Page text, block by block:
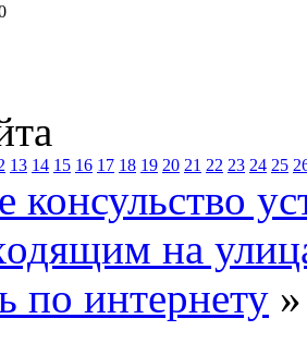
13 14 15 16 17 18 19 20 21 22 23 24 25
консульство
на
по интернету »